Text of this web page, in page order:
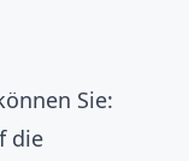
Sie:
die